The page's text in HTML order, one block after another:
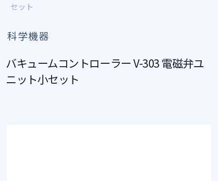
セット
科学機器
バキュームコントローラー V-303 電磁弁ユ
ニット小セット